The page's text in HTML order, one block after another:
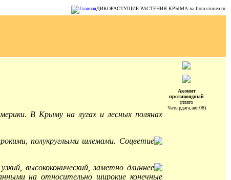
ДИКОРАСТУЩИЕ РАСТЕНИЯ КРЫМА на flora.crimea.ru
В Крыму на лугах и лесных полянах
полукруглыми шлемами. Соцветие
высококонический, заметно длиннее
на относительно широкие конечные
Аконит
противоядный
(плато
Чатырдага,авг.08)